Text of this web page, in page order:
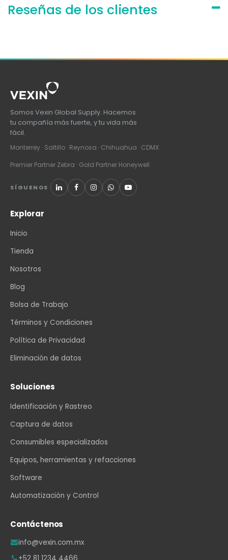
Reseñas de los clientes
Somos Vexin Global Supply. Hacemos
tu compañía más fuerte, y tu vida más
fácil.
Monterrey · Saltillo · Reynosa · Chihuahua · CDMX
Premier Partner Zebra · Gold Partner Honeywell
SÍGUENOS
Explorar
Inicio
Tienda
Nosotros
Blog
Bolsa de Trabajo
Términos y Condiciones
Política de Privacidad
Eliminación de datos
Soluciones
Identificación y Rastreo
Captura de datos
Consumibles especializados
Equipos, herramientas y refacciones
Software
Automatización y Control
Contáctenos
info@vexin.com.mx